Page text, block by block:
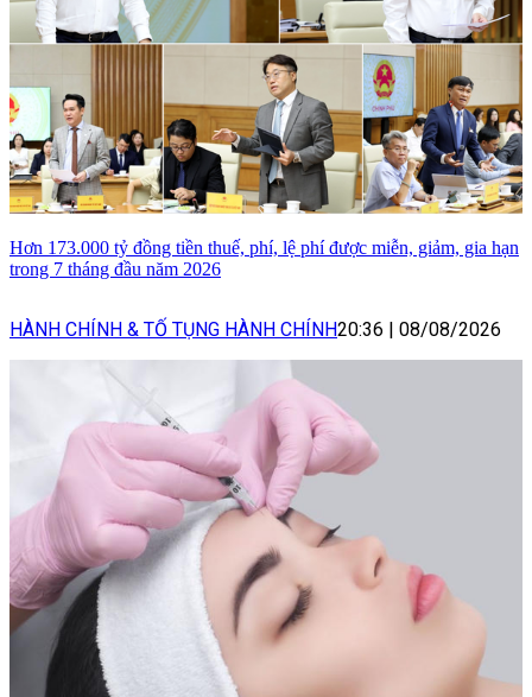
Hơn 173.000 tỷ đồng tiền thuế, phí, lệ phí được miễn, giảm, gia hạn
trong 7 tháng đầu năm 2026
HÀNH CHÍNH & TỐ TỤNG HÀNH CHÍNH20:36 | 08/08/2026